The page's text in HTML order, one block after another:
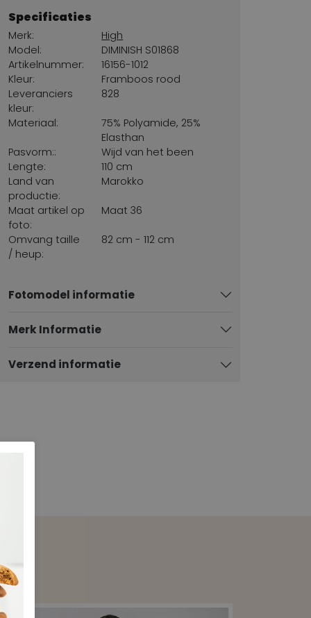
Specificaties
Merk:
High
Model:
DIMINISH S01868
Artikelnummer:
16156-1012
Kleur:
Framboos rood
Leveranciers
kleur:
828
Materiaal:
75% Polyamide, 25%
Elasthan
Pasvorm::
Wijd van het been
Lengte:
110 cm
Land van
productie:
Marokko
Maat artikel op
foto:
Maat 36
Omvang taille
/ heup:
82 cm - 112 cm
Fotomodel informatie
Merk Informatie
Verzend informatie